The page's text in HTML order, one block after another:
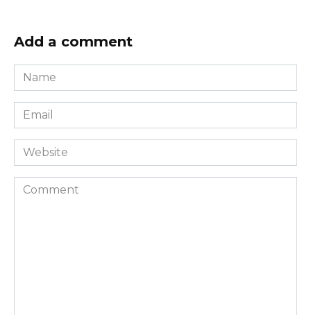
Add a comment
Name
*
Email
*
Website
Comment